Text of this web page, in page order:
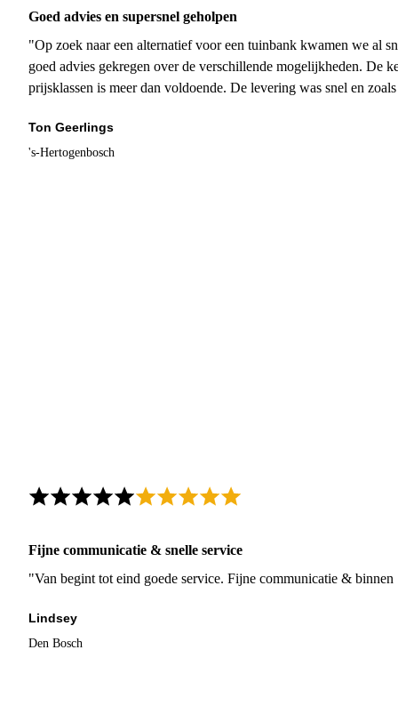
Goed advies en supersnel geholpen
"Op zoek naar een alternatief voor een tuinbank kwamen we al
goed advies gekregen over de verschillende mogelijkheden. De
prijsklassen is meer dan voldoende. De levering was snel en
Ton Geerlings
's-Hertogenbosch
Fijne communicatie & snelle service
"Van begint tot eind goede service. Fijne communicatie &
Lindsey
Den Bosch